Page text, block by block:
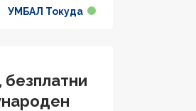
УМБАЛ Токуда